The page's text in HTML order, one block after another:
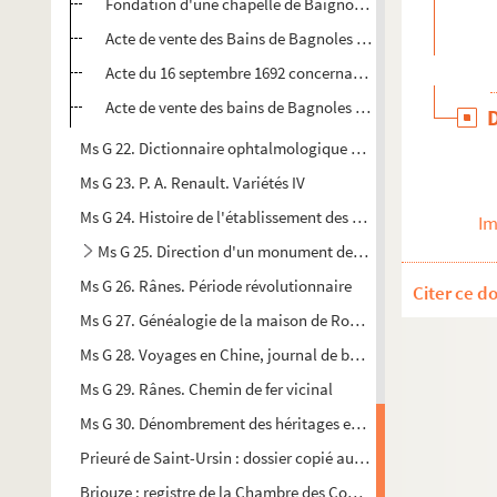
Acte de vente des Bains de Bagnoles par Louis César
Acte du 16 septembre 1692 concernant le fieffe des bains
Acte de vente des bains de Bagnoles par Jenvin héritiers
Ms G 22. Dictionnaire ophtalmologique du docteur Duval,
Ms G 23. P. A. Renault. Variétés IV
Ms G 24. Histoire de l'établissement des Français dans les
Ms G 25. Direction d'un monument de Mézeray à Argentan
Ms G 26. Rânes. Période révolutionnaire
Ms G 27. Généalogie de la maison de Ronnay
Ms G 28. Voyages en Chine, journal de bord de Monsieur Clouët
Ms G 29. Rânes. Chemin de fer vicinal
Ms G 30. Dénombrement des héritages et maisons
Prieuré de Saint-Ursin : dossier copié aux Archives de l'Orne
Briouze : registre de la Chambre des Comptes
Citer ce